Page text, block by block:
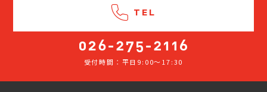
TEL
受付時間：平日9:00～17:30